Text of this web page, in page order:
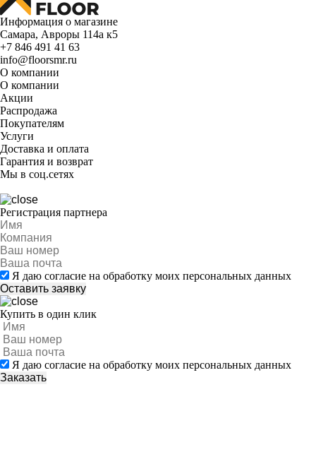
Информация о магазине
Самара, Авроры 114а к5
+7 846 491 41 63
info@floorsmr.ru
О компании
О компании
Акции
Распродажа
Покупателям
Услуги
Доставка и оплата
Гарантия и возврат
Мы в соц.сетях
Регистрация партнера
Я даю согласие на обработку моих персональных данных
Купить в один клик
Я даю согласие на обработку моих персональных данных